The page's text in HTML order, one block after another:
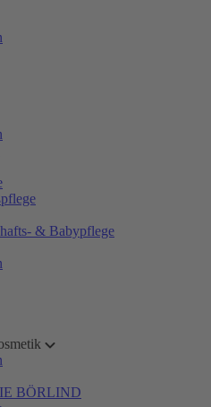
& Babypflege
BÖRLIND